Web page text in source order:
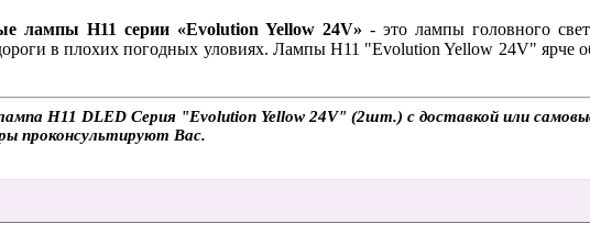
лампы H11 серии «Evolution Yellow 24V» - это лампы головного
в плохих погодных уловиях. Лампы H11 "Evolution Yellow 24V" ярче
H11 DLED Серия "Evolution Yellow 24V" (2шт.) с доставкой или
проконсультируют Вас.